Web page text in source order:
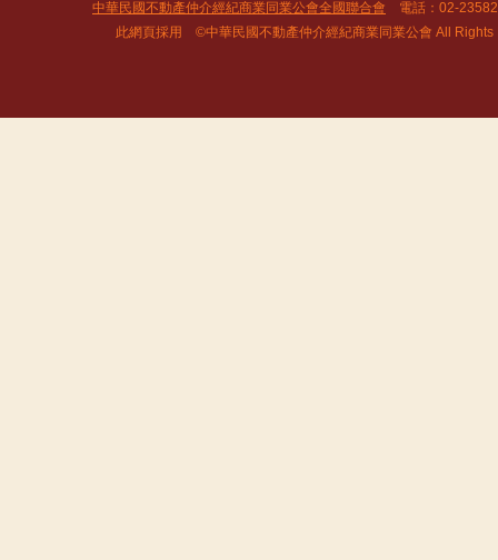
中華民國不動產仲介經紀商業同業公會全國聯合會 電話：02-
此網頁採用 ©中華民國不動產仲介經紀商業同業公會 All Rights